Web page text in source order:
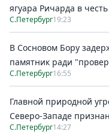
ягуара Ричарда в
С.Петербург19:23
В Сосновом Бору
памятник ради
С.Петербург16:55
Главной природной
Северо-Западе
С.Петербург14:27